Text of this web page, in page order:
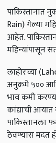
पाकिस्तानात
Rain) गेल्या
आहेत.
महिन्यांपासून
लाहोरच्या
अनुक्रमे ५००
भाव कमी
कांद्याची
पाकिस्तानला
ठेवण्यास मदत